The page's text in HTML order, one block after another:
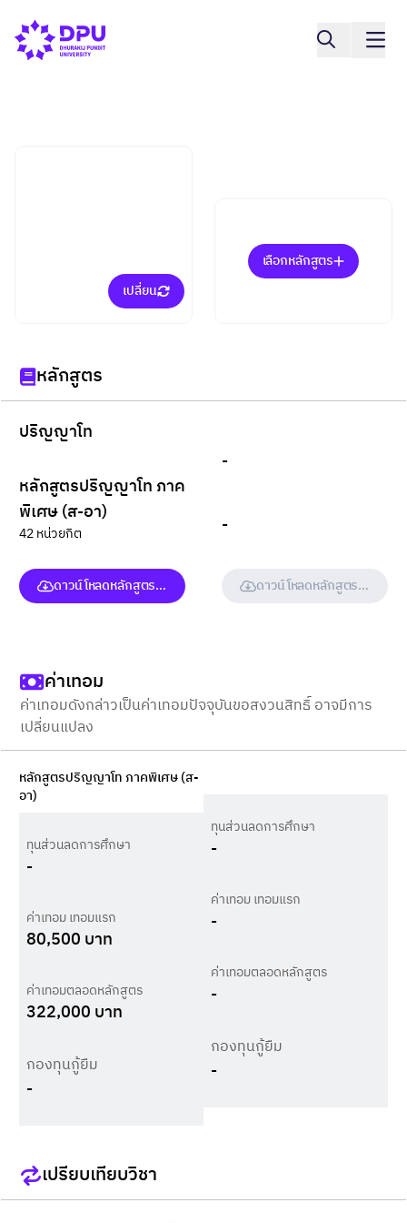
เปลี่ยน
เลือกหลักสูตร
หลักสูตร
ปริญญาโท
หลักสูตรปริญญาโท ภาค
พิเศษ (ส-อา)
42 หน่วยกิต
ดาวน์โหลดหลักสูตร (ฉบับเต็ม)
-
-
ดาวน์โหลดหลักสูตร (ฉบับเต็
ค่าเทอม
ค่าเทอมดังกล่าวเป็นค่าเทอมปัจจุบันขอสงวนสิทธิ์ อาจมีการ
เปลี่ยนแปลง
หลักสูตรปริญญาโท ภาคพิเศษ (ส-
อา)
ทุนส่วนลดการศึกษา
-
ค่าเทอม เทอมแรก
80,500 บาท
ค่าเทอมตลอดหลักสูตร
322,000 บาท
กองทุนกู้ยืม
-
ทุนส่วนลดการศึกษา
-
ค่าเทอม เทอมแรก
-
ค่าเทอมตลอดหลักสูตร
-
กองทุนกู้ยืม
-
เปรียบเทียบวิชา